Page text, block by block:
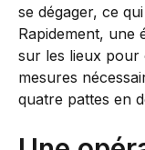
se dégager, ce
Rapidement, une
sur les lieux pour
mesures
quatre pattes en